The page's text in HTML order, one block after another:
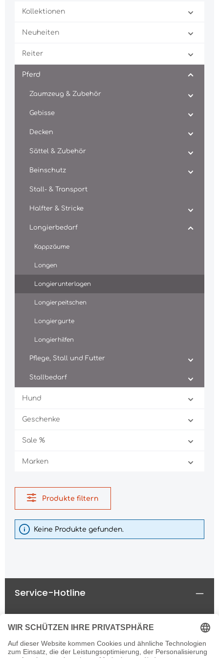
Kollektionen
Neuheiten
Reiter
Pferd
Zaumzeug & Zubehör
Gebisse
Decken
Sättel & Zubehör
Beinschutz
Stall- & Transport
Halfter & Stricke
Longierbedarf
Kappzäume
Longen
Longierunterlagen
Longierpeitschen
Longiergurte
Longierhilfen
Pflege, Stall und Futter
Stallbedarf
Hund
Geschenke
Sale %
Marken
Produkte filtern
Keine Produkte gefunden.
Service-Hotline
Rechtliches
Informationen